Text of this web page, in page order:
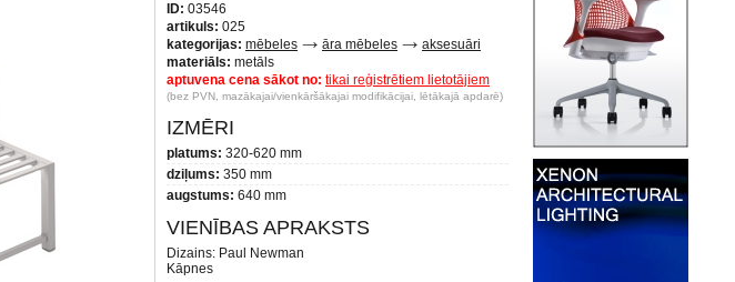
ID: 03546
artikuls: 025
kategorijas: mēbeles āra mēbeles
aksesuāri
materiāls: metāls
aptuvena cena sākot no: tikai reģistrētiem lietotājiem
(bez PVN, mazākajai/vienkāršākajai modifikācijai, lētākajā apdarē)
IZMĒRI
platums: 320-620 mm
dziļums: 350 mm
augstums: 640 mm
VIENĪBAS APRAKSTS
Dizains: Paul Newman
Kāpnes